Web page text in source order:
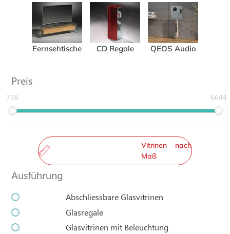
Fernsehtische CD Regale QEOS Audio
Preis
738 6644
Vitrinen nach
Maß
Ausführung
Abschliessbare Glasvitrinen
Glasregale
Glasvitrinen mit Beleuchtung